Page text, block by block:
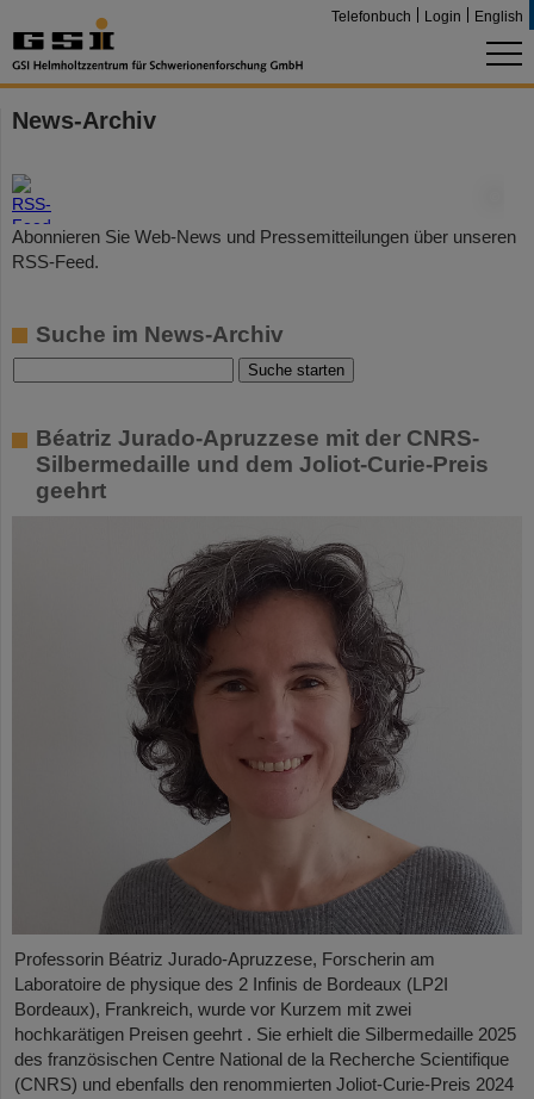
Telefonbuch Login English
News-Archiv
Abonnieren Sie Web-News und Pressemitteilungen über unseren
RSS-Feed.
Suche im News-Archiv
Béatriz Jurado-Apruzzese mit der CNRS-
Silbermedaille und dem Joliot-Curie-Preis
geehrt
Professorin Béatriz Jurado-Apruzzese, Forscherin am
Laboratoire de physique des 2 Infinis de Bordeaux (LP2I
Bordeaux), Frankreich, wurde vor Kurzem mit zwei
hochkarätigen Preisen geehrt . Sie erhielt die Silbermedaille 2025
des französischen Centre National de la Recherche Scientifique
(CNRS) und ebenfalls den renommierten Joliot-Curie-Preis 2024